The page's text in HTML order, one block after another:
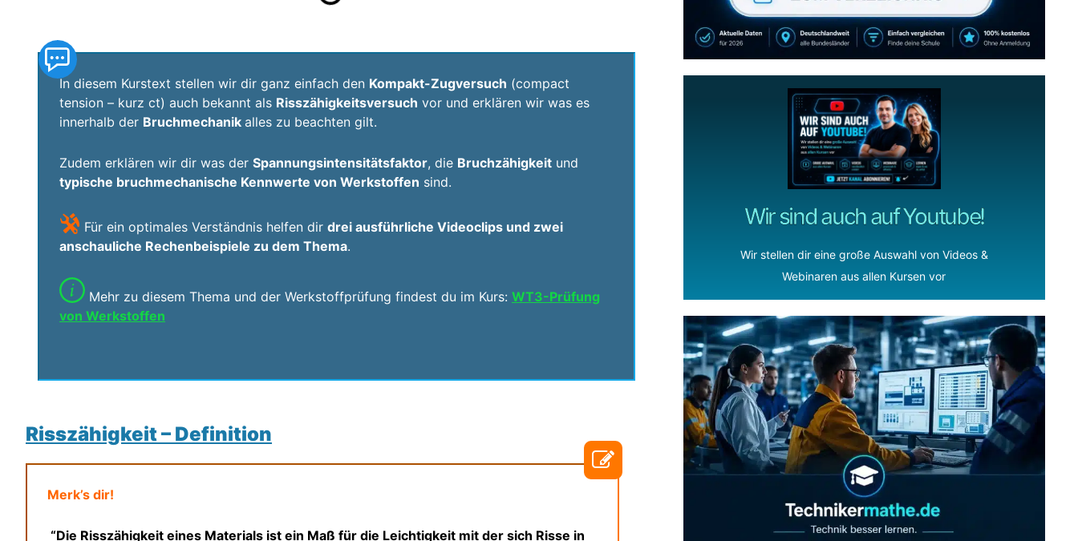
In diesem Kurstext stellen wir dir ganz einfach den Kompakt-Zugversuch (compact
tension – kurz ct) auch bekannt als Risszähigkeitsversuch vor und erklären wir was es
innerhalb der Bruchmechanik alles zu beachten gilt.
Zudem erklären wir dir was der Spannungsintensitätsfaktor, die Bruchzähigkeit und
typische bruchmechanische Kennwerte von Werkstoffen sind.
Für ein optimales Verständnis helfen dir drei ausführliche Videoclips und zwei
anschauliche Rechenbeispiele zu dem Thema.
Mehr zu diesem Thema und der Werkstoffprüfung findest du im Kurs: WT3-Prüfung
von Werkstoffen
Risszähigkeit – Definition
Merk’s dir!
“Die Risszähigkeit eines Materials ist ein Maß für die Leichtigkeit mit der sich Risse in
Wir sind auch auf Youtube!
Wir stellen dir eine große Auswahl von Videos &
Webinaren aus allen Kursen vor
ZUM YOUTUBE KANAL